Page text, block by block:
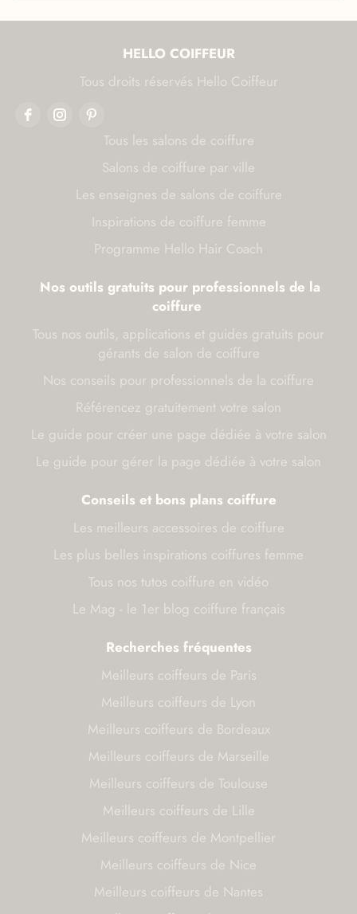
HELLO COIFFEUR
Tous droits réservés Hello Coiffeur
Tous les salons de coiffure
Salons de coiffure par ville
Les enseignes de salons de coiffure
Inspirations de coiffure femme
Programme Hello Hair Coach
Nos outils gratuits pour professionnels de la
coiffure
Tous nos outils, applications et guides gratuits pour
gérants de salon de coiffure
Nos conseils pour professionnels de la coiffure
Référencez gratuitement votre salon
Le guide pour créer une page dédiée à votre salon
Le guide pour gérer la page dédiée à votre salon
Conseils et bons plans coiffure
Les meilleurs accessoires de coiffure
Les plus belles inspirations coiffures femme
Tous nos tutos coiffure en vidéo
Le Mag - le 1er blog coiffure français
Recherches fréquentes
Meilleurs coiffeurs de Paris
Meilleurs coiffeurs de Lyon
Meilleurs coiffeurs de Bordeaux
Meilleurs coiffeurs de Marseille
Meilleurs coiffeurs de Toulouse
Meilleurs coiffeurs de Lille
Meilleurs coiffeurs de Montpellier
Meilleurs coiffeurs de Nice
Meilleurs coiffeurs de Nantes